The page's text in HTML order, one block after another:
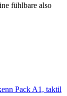
fühlbare also
Pack A1, taktil